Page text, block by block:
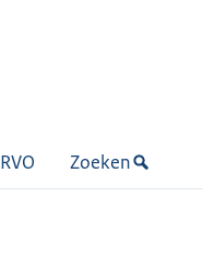
Zoeken